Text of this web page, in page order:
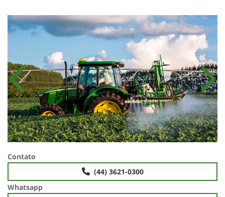
Anterior
Contato
(44) 3621-0300
Whatsapp